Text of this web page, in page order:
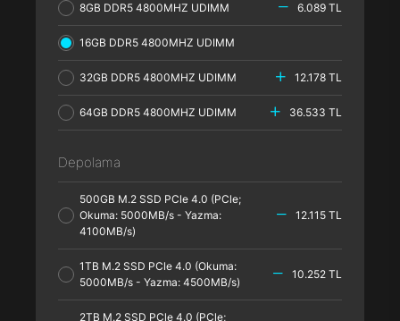
8GB DDR5 4800MHZ UDIMM 6.089 TL
16GB DDR5 4800MHZ UDIMM
32GB DDR5 4800MHZ UDIMM 12.178 TL
64GB DDR5 4800MHZ UDIMM 36.533 TL
Depolama
500GB M.2 SSD PCle 4.0 (PCle;
Okuma: 5000MB/s - Yazma:
4100MB/s)
12.115 TL
1TB M.2 SSD PCle 4.0 (Okuma:
5000MB/s - Yazma: 4500MB/s)
10.252 TL
2TB M.2 SSD PCle 4.0 (PCle;